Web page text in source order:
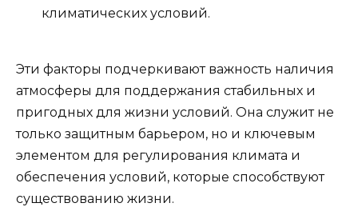
климатических условий.
Эти факторы подчеркивают важность наличия
атмосферы для поддержания стабильных и
пригодных для жизни условий. Она служит не
только защитным барьером, но и ключевым
элементом для регулирования климата и
обеспечения условий, которые способствуют
существованию жизни.